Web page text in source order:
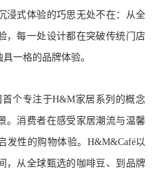
浸式体验的巧思无处不在：从全
，每一处设计都在突破传统门店
一格的品牌体验。
个专注于H&M家居系列的概念
。消费者在感受家居潮流与温馨
发性的购物体验。H&M&Café以
，从全球甄选的咖啡豆、到品牌